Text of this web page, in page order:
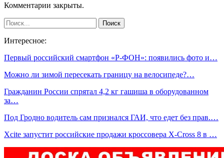
Комментарии закрыты.
Интересное:
Первый российский смартфон «Р-ФОН»: появились фото и…
Можно ли зимой пересекать границу на велосипеде?…
Гражданин России спрятал 4,2 кг гашиша в оборудованном
за…
Под Гродно водитель сам признался ГАИ, что едет без прав.…
Xсite запустит российские продажи кроссовера X-Cross 8 в …